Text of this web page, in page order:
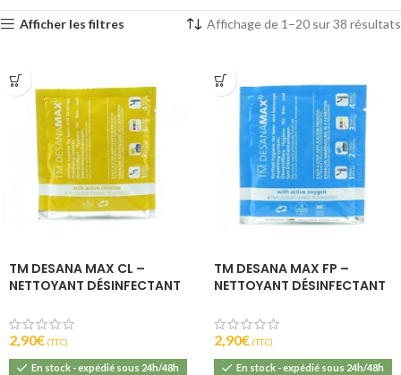
Afficher les filtres Affichage de 1–20 sur 38 résultats
TM DESANA MAX CL –
NETTOYANT DÉSINFECTANT
THONHAUSER
2,90€ (T.T.C).
En stock - expédié sous 24h/48h
TM DESANA MAX FP –
NETTOYANT DÉSINFECTANT
THONHAUSER
2,90€ (T.T.C).
En stock - expédié sous 24h/48h